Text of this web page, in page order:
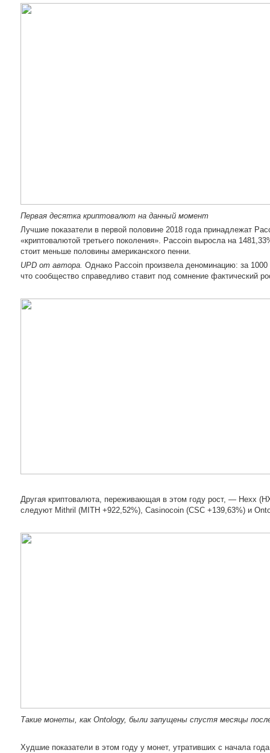
Первая десятка криптовалют на данный момент
Лучшие показатели в первой половине 2018 года принадлежат
«криптовалютой третьего поколения». Paccoin выросла на
стоит меньше половины американского пенни.
UPD от автора. Однако Paccoin произвела деноминацию: за
что сообщество справедливо ставит под сомнение фактический
Другая криптовалюта, переживающая в этом году рост, — Hexx
следуют Mithril (MITH +922,52%), Casinocoin (CSC +139,63%) и
Такие монеты, как Ontology, были запущены спустя месяцы
Худшие показатели в этом году у монет, утративших с начала